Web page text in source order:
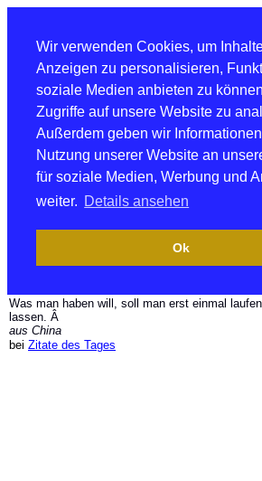
Wir verwenden Cookies, um
Anzeigen zu personalisieren,
soziale Medien anbieten zu
Zugriffe auf unsere Website zu
Außerdem geben wir
Nutzung unserer Website an
für soziale Medien, Werbung und
weiter. Details ansehen
Ok
Was man haben will, soll man erst einmal laufen
lassen. Â
aus China
bei Zitate des Tages